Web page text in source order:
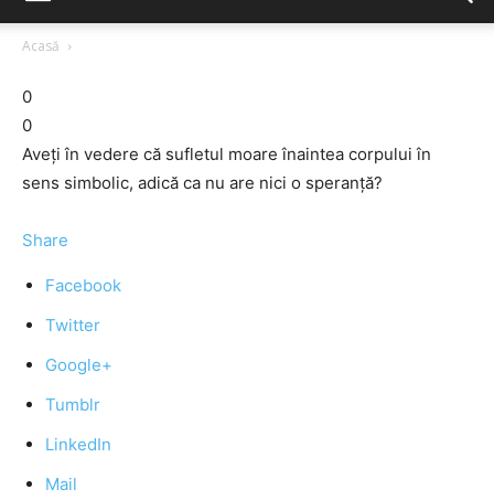
Acasă
0
0
Aveţi în vedere că sufletul moare înaintea corpului în
sens simbolic, adică ca nu are nici o speranţă?
Share
Facebook
Twitter
Google+
Tumblr
LinkedIn
Mail